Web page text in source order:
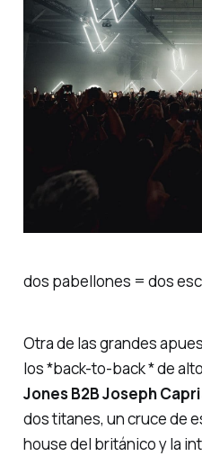
dos pabellones = dos
Otra de las grandes
los *back-to-back * de
Jones B2B Joseph
dos titanes, un cruce de
house del británico y la